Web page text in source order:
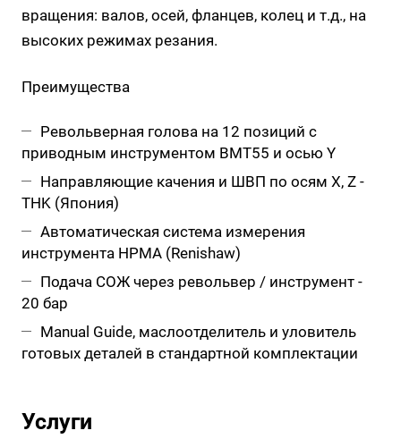
вращения: валов, осей, фланцев, колец и т.д., на
высоких режимах резания.
Преимущества
Револьверная голова на 12 позиций с
приводным инструментом BMT55 и осью Y
Направляющие качения и ШВП по осям X, Z -
THK (Япония)
Автоматическая система измерения
инструмента HPMA (Renishaw)
Подача СОЖ через револьвер / инструмент -
20 бар
Manual Guide, маслоотделитель и уловитель
готовых деталей в стандартной комплектации
Услуги